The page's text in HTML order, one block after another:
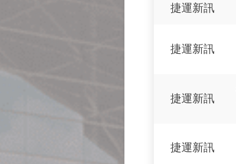
捷運新訊
捷運新訊
捷運新訊
捷運新訊